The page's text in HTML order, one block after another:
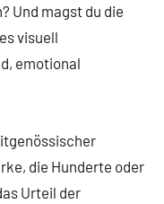
Und magst du die
visuell
emotional
die Hunderte oder
Urteil der